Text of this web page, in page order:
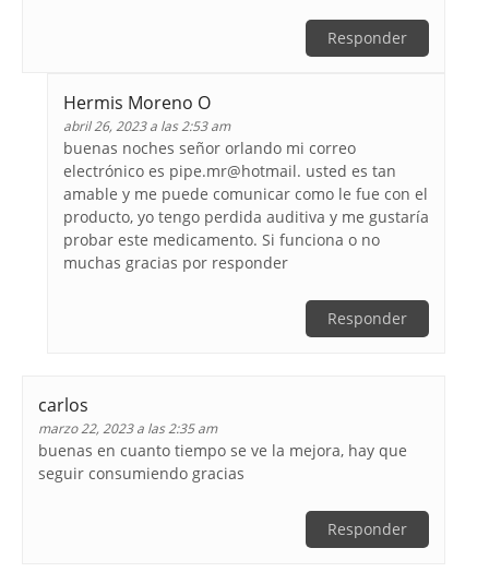
Responder
Hermis Moreno O
abril 26, 2023 a las 2:53 am
buenas noches señor orlando mi correo
electrónico es pipe.mr@hotmail. usted es tan
amable y me puede comunicar como le fue con el
producto, yo tengo perdida auditiva y me gustaría
probar este medicamento. Si funciona o no
muchas gracias por responder
Responder
carlos
marzo 22, 2023 a las 2:35 am
buenas en cuanto tiempo se ve la mejora, hay que
seguir consumiendo gracias
Responder